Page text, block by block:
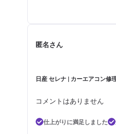
匿名さん
日産 セレナ | カーエアコン修
コメントはありません
仕上がりに満足しました